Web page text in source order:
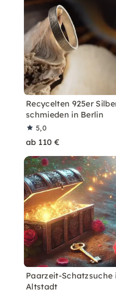
Recycelten 925er
schmieden in Berlin
5,0
ab 110 €
Paarzeit-Schatzsuche
Altstadt